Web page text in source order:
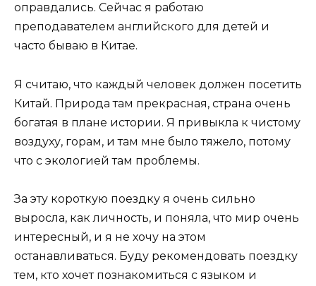
оправдались. Сейчас я работаю
преподавателем английского для детей и
часто бываю в Китае.
Я считаю, что каждый человек должен посетить
Китай. Природа там прекрасная, страна очень
богатая в плане истории. Я привыкла к чистому
воздуху, горам, и там мне было тяжело, потому
что с экологией там проблемы.
За эту короткую поездку я очень сильно
выросла, как личность, и поняла, что мир очень
интересный, и я не хочу на этом
останавливаться. Буду рекомендовать поездку
тем, кто хочет познакомиться с языком и